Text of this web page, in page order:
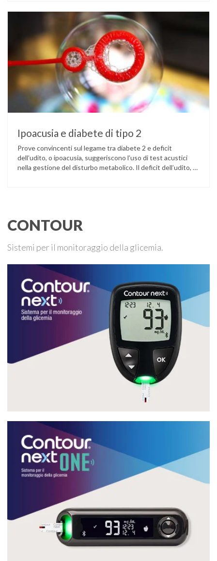
come ingannare il metabolismo ed evitare che gli zuccheri …
Ipoacusia e diabete di tipo 2
Prove convincenti sul legame tra diabete 2 e deficit
dell’udito, o ipoacusia, suggeriscono l’uso di test acustici
nella gestione del disturbo metabolico. Il deficit dell’udito, o
CONTOUR
Sistemi per il monitoraggio della glicemia.